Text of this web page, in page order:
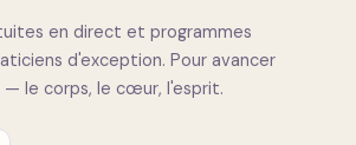
en direct et programmes
d'exception. Pour avancer
— le corps, le cœur, l'esprit.